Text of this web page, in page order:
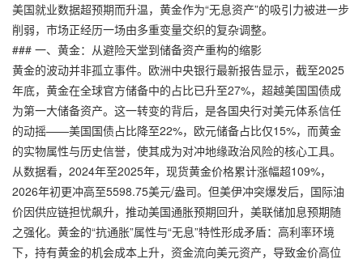
美国就业数据超预期而升温，黄金作为“无息资产”的吸引力被进一步
削弱，市场正经历一场由多重变量交织的复杂调整。
### 一、黄金：从避险天堂到储备资产重构的缩影
黄金的波动并非孤立事件。欧洲中央银行最新报告显示，截至2025
年底，黄金在全球官方储备中的占比已升至27%，超越美国国债成
为第一大储备资产。这一转变的背后，是各国央行对美元体系信任
的动摇——美国国债占比降至22%，欧元储备占比仅15%，而黄金
的实物属性与历史信誉，使其成为对冲地缘政治风险的核心工具。
从数据看，2024年至2025年，现货黄金价格累计涨幅超109%，
2026年初更冲高至5598.75美元/盎司。但美伊冲突爆发后，国际油
价因供应链担忧飙升，推动美国通胀预期回升，美联储加息预期随
之强化。黄金的“抗通胀”属性与“无息”特性形成矛盾：高利率环境
下，持有黄金的机会成本上升，资金流向美元资产，导致金价高位